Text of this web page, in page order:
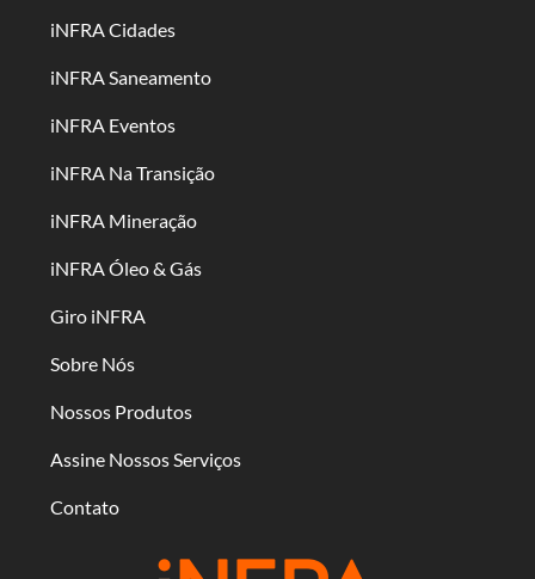
iNFRA Cidades
iNFRA Saneamento
iNFRA Eventos
iNFRA Na Transição
iNFRA Mineração
iNFRA Óleo & Gás
Giro iNFRA
Sobre Nós
Nossos Produtos
Assine Nossos Serviços
Contato